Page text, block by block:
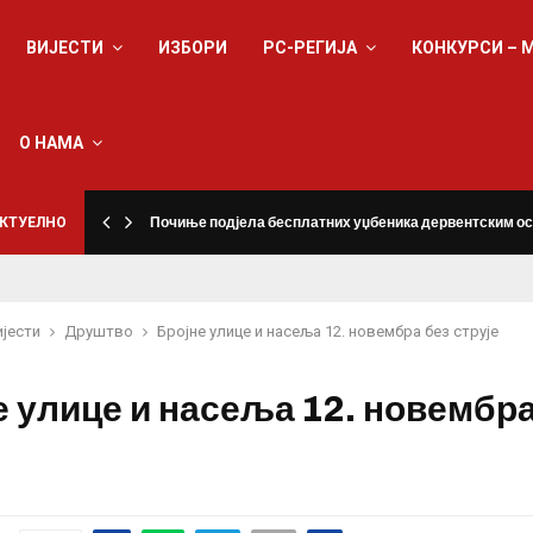
ВИЈЕСТИ ИЗБОРИ РС-РЕГИЈА КОНКУРСИ –
О НАМА
Почиње подјела бесплатних уџбеника дервентским
Друштво Бројне улице и насеља 12. новембра без струје
улице и насеља 12.